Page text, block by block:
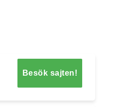
Besök sajten!